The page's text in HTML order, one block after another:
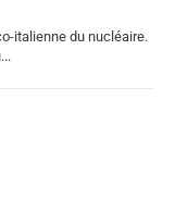
italienne du nucléaire.